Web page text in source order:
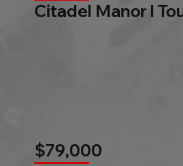
Citadel Manor l
$79,000